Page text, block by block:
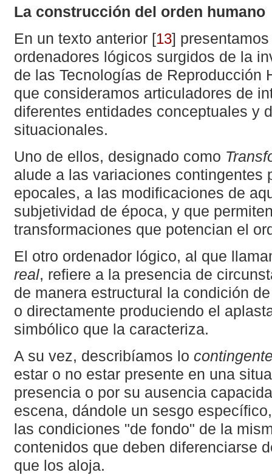
La construcción del orden humano
En un texto anterior [13]
ordenadores lógicos surgidos de la
de las Tecnologías de Reproducción
que consideramos articuladores de
diferentes entidades conceptuales y
situacionales.
Uno de ellos, designado como
alude a las variaciones contingentes
epocales, a las modificaciones de
subjetividad de época, y que
transformaciones que potencian el
El otro ordenador lógico, al que
real, refiere a la presencia de
de manera estructural la condición
o directamente produciendo el
simbólico que la caracteriza.
A su vez, describíamos lo
estar o no estar presente en una
presencia o por su ausencia
escena, dándole un sesgo
las condiciones "de fondo" de la
contenidos que deben diferenciarse
que los aloja.